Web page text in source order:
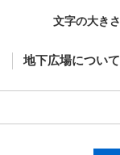
文字の大きさ
地下広場について